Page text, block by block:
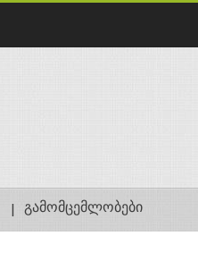
გამომცემლობები